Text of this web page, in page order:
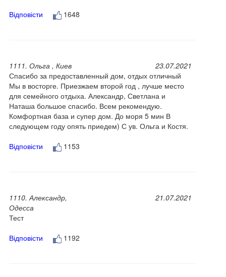
Відповісти
1648
1111. Ольга , Киев
23.07.2021
Спасибо за предоставленный дом, отдых отличный
Мы в восторге. Приезжаем второй год , лучше место
для семейного отдыха. Александр, Светлана и
Наташа большое спасибо. Всем рекомендую.
Комфортная база и супер дом. До моря 5 мин В
следующем году опять приедем) С ув. Ольга и Костя.
Відповісти
1153
1110. Александр,
Одесса
21.07.2021
Тест
Відповісти
1192